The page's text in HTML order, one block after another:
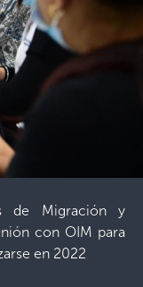
de Migración y
con OIM para
en 2022